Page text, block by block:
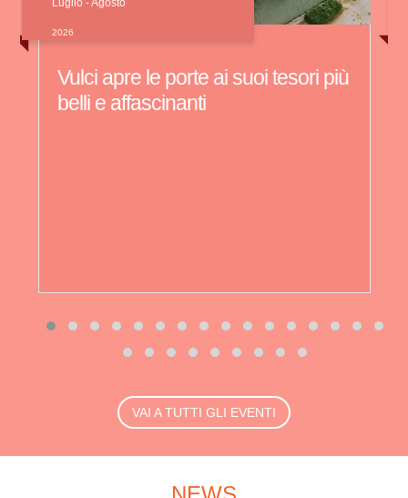
Luglio - Agosto
2026
Vulci apre le porte ai suoi tesori più
belli e affascinanti
VAI A TUTTI GLI EVENTI